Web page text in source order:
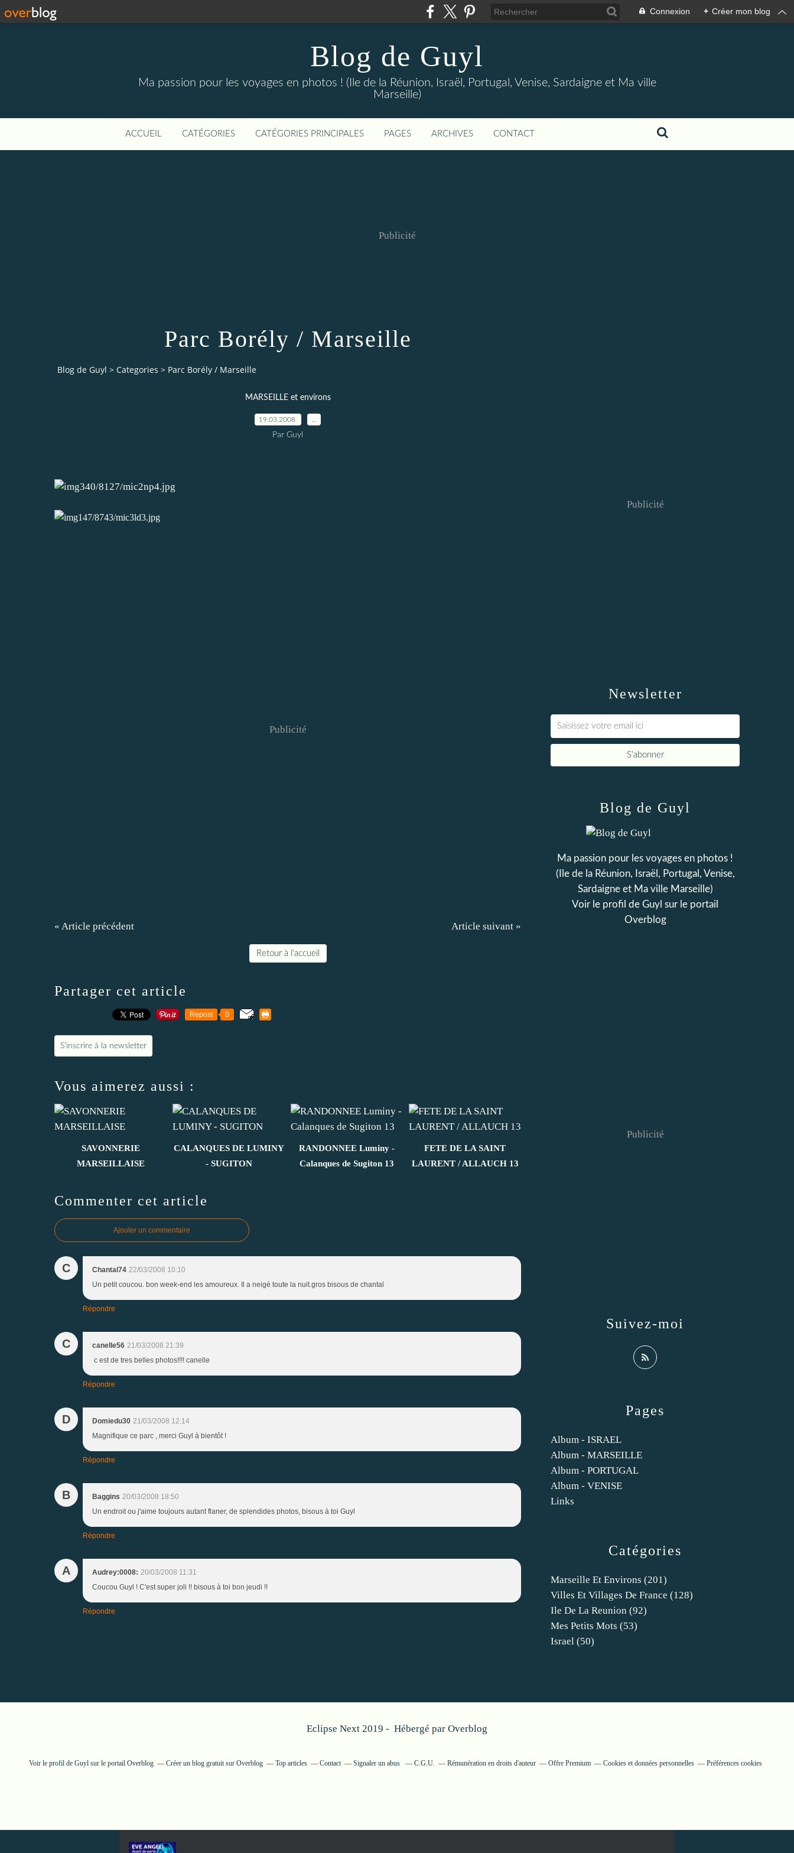
Connexion + Créer mon blog
Blog de Guyl
Ma passion pour les voyages en photos ! (Ile de la Réunion, Israël, Portugal, Venise, Sardaigne et Ma ville
Marseille)
ACCUEIL CATÉGORIES CATÉGORIES PRINCIPALES PAGES ARCHIVES CONTACT
Publicité
Parc Borély / Marseille
Blog de Guyl > Categories > Parc Borély / Marseille
MARSEILLE et environs
19.03.2008
Par Guyl
Publicité
« Article précédent Article suivant »
Retour à l'accueil
Partager cet article
Repost 0
S'inscrire à la newsletter
Vous aimerez aussi :
SAVONNERIE
MARSEILLAISE
CALANQUES DE LUMINY
- SUGITON
RANDONNEE Luminy -
Calanques de Sugiton 13
FETE DE LA SAINT
LAURENT / ALLAUCH 13
Commenter cet article
Ajouter un commentaire
C Chantal74 22/03/2008 10:10
Un petit coucou. bon week-end les amoureux. Il a neigé toute la nuit.gros bisous de chantal
Répondre
C canelle56 21/03/2008 21:39
c est de tres belles photos!!!! canelle
Répondre
D Domiedu30 21/03/2008 12:14
Magnifique ce parc , merci Guyl à bientôt !
Répondre
B Baggins 20/03/2008 18:50
Un endroit ou j'aime toujours autant flaner, de splendides photos, bisous à toi Guyl
Répondre
A Audrey:0008: 20/03/2008 11:31
Coucou Guyl ! C'est super joli !! bisous à toi bon jeudi !!
Répondre
Newsletter
Publicité
Catégories
Marseille Et Environs (201)
Villes Et Villages De France (128)
Ile De La Reunion (92)
Mes Petits Mots (53)
Israel (50)
Pages
Album - ISRAEL
Album - MARSEILLE
Album - PORTUGAL
Album - VENISE
Links
Blog de Guyl
Ma passion pour les voyages en photos !
(Ile de la Réunion, Israël, Portugal, Venise,
Sardaigne et Ma ville Marseille)
Voir le profil de Guyl sur le portail
Overblog
Suivez-moi
Publicité
Eclipse Next 2019 - Hébergé par Overblog
Voir le profil de Guylsur le portail Overblog Créer un blog gratuit sur Overblog Top articles Contact Signaler un abus C.G.U. Rémunération en droits d'auteur Offre Premium Cookies et données personnelles Préférences cookies